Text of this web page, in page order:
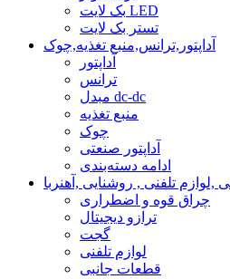
بک لایت LED
تستر بک لایت
آداپتور,ترانس,منبع تغذیه,چوک
آداپتور
ترانس
مبدل dc-dc
منبع تغذیه
چوک
آداپتور صنعتی
ادامه دسته‌بندی
,لوازم تلفنی , روشنایی ,آهنربا
چراق قوه و اضطراری
ترازو دیجیتال
گجت
لوازم تلفنی
قطعات جانبی